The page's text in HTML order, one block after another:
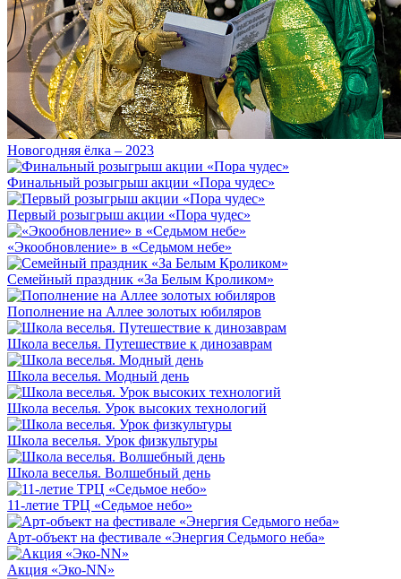
Новогодняя ёлка – 2023
Финальный розыгрыш акции «Пора чудес»
Первый розыгрыш акции «Пора чудес»
«Экообновление» в «Седьмом небе»
Семейный праздник «За Белым Кроликом»
Пополнение на Аллее золотых юбиляров
Школа веселья. Путешествие к динозаврам
Школа веселья. Модный день
Школа веселья. Урок высоких технологий
Школа веселья. Урок физкультуры
Школа веселья. Волшебный день
11-летие ТРЦ «Седьмое небо»
Арт-объект на фестивале «Энергия Седьмого неба»
Акция «Эко-NN»